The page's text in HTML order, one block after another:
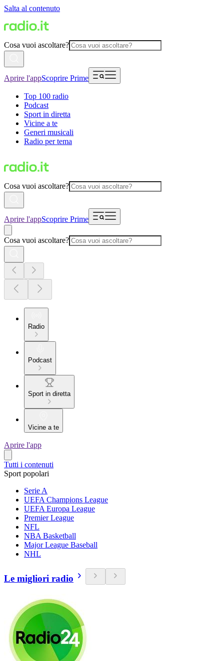
Salta al contenuto
Cosa vuoi ascoltare?
Aprire l'appScoprire Prime
Top 100 radio
Podcast
Sport in diretta
Vicine a te
Generi musicali
Radio per tema
Cosa vuoi ascoltare?
Aprire l'appScoprire Prime
Cosa vuoi ascoltare?
Radio
Podcast
Sport in diretta
Vicine a te
Aprire l'app
Tutti i contenuti
Sport popolari
Serie A
UEFA Champions League
UEFA Europa League
Premier League
NFL
NBA Basketball
Major League Baseball
NHL
Le migliori radio